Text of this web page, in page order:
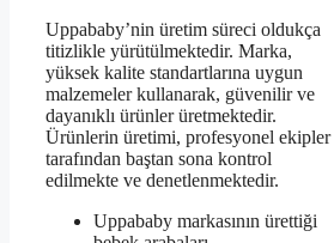
Uppababy’nin üretim süreci oldukça
titizlikle yürütülmektedir. Marka,
yüksek kalite standartlarına uygun
malzemeler kullanarak, güvenilir ve
dayanıklı ürünler üretmektedir.
Ürünlerin üretimi, profesyonel ekipler
tarafından baştan sona kontrol
edilmekte ve denetlenmektedir.
Uppababy markasının ürettiği